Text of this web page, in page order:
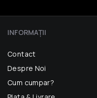
INFORMAŢII
Contact
Despre Noi
Cum cumpar?